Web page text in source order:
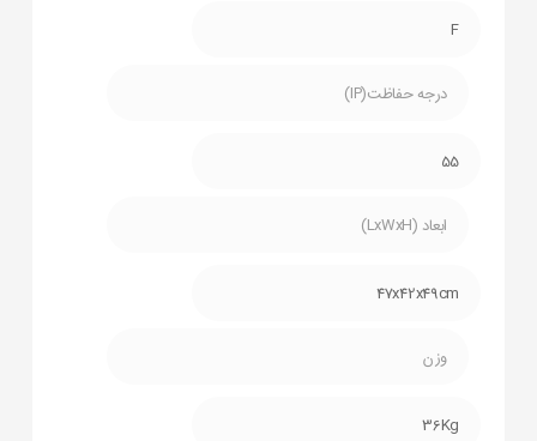
F
درجه حفاظت(IP)
55
ابعاد (LxWxH)
47x42x49cm
وزن
36Kg